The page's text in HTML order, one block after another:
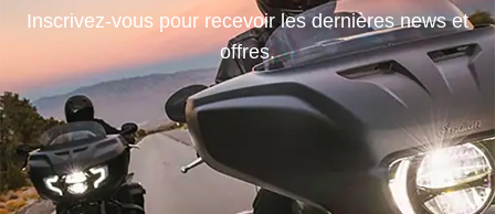
Inscrivez-vous pour recevoir les dernières news et
offres.